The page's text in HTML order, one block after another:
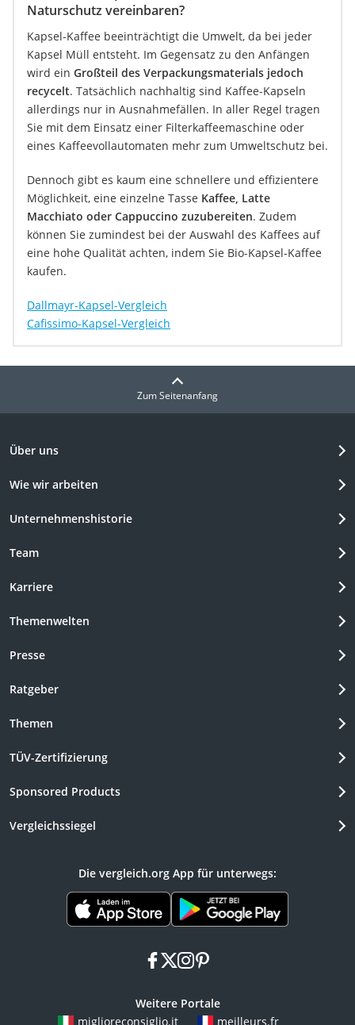
Naturschutz vereinbaren?
Kapsel-Kaffee beeinträchtigt die Umwelt, da bei jeder
Kapsel Müll entsteht. Im Gegensatz zu den Anfängen
wird ein Großteil des Verpackungsmaterials jedoch
recycelt. Tatsächlich nachhaltig sind Kaffee-Kapseln
allerdings nur in Ausnahmefällen. In aller Regel tragen
Sie mit dem Einsatz einer Filterkaffeemaschine oder
eines Kaffeevollautomaten mehr zum Umweltschutz bei.
Dennoch gibt es kaum eine schnellere und effizientere
Möglichkeit, eine einzelne Tasse Kaffee, Latte
Macchiato oder Cappuccino zuzubereiten. Zudem
können Sie zumindest bei der Auswahl des Kaffees auf
eine hohe Qualität achten, indem Sie Bio-Kapsel-Kaffee
kaufen.
Dallmayr-Kapsel-Vergleich
Cafissimo-Kapsel-Vergleich
Zum Seitenanfang
Über uns
Wie wir arbeiten
Unternehmenshistorie
Team
Karriere
Themenwelten
Presse
Ratgeber
Themen
TÜV-Zertifizierung
Sponsored Products
Vergleichssiegel
Die vergleich.org App für unterwegs:
facebook
x instagram
pinterest
Weitere Portale
miglioreconsiglio.it
meilleurs.fr